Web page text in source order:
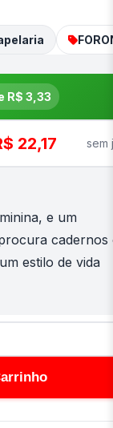
R$ 3,33
22,17 sem
e um
cadernos
estilo de vida